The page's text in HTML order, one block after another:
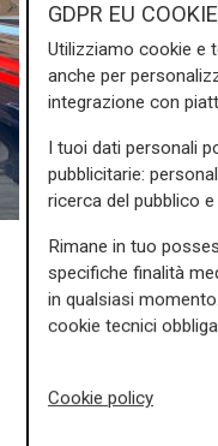
violenza sessuale
Abusi e
oltre 8 anni
sportivi
GDPR EU COOKIE
Utilizziamo cookie e
anche per
integrazione con
I tuoi dati personali
pubblicitarie:
ricerca del pubblico
Rimane in tuo
specifiche finalità
in qualsiasi
cookie tecnici
Cookie policy